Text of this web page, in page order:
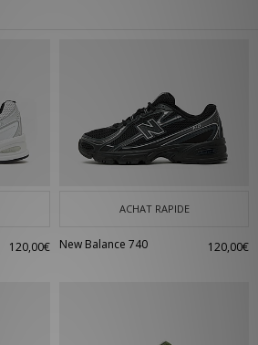
120,00€
ACHAT RAPIDE
New Balance 740 120,00€